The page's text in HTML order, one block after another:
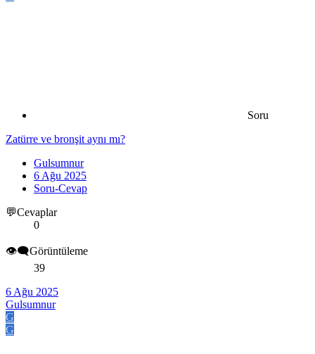
Soru
Zatürre ve bronşit aynı mı?
Gulsumnur
6 Ağu 2025
Soru-Cevap
💬Cevaplar
0
👁️‍🗨️Görüntüleme
39
6 Ağu 2025
Gulsumnur
G
G